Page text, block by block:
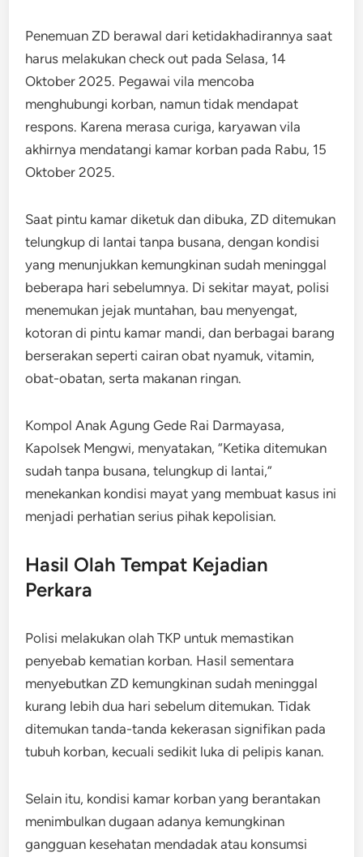
Penemuan ZD berawal dari ketidakhadirannya saat
harus melakukan check out pada Selasa, 14
Oktober 2025. Pegawai vila mencoba
menghubungi korban, namun tidak mendapat
respons. Karena merasa curiga, karyawan vila
akhirnya mendatangi kamar korban pada Rabu, 15
Oktober 2025.
Saat pintu kamar diketuk dan dibuka, ZD ditemukan
telungkup di lantai tanpa busana, dengan kondisi
yang menunjukkan kemungkinan sudah meninggal
beberapa hari sebelumnya. Di sekitar mayat, polisi
menemukan jejak muntahan, bau menyengat,
kotoran di pintu kamar mandi, dan berbagai barang
berserakan seperti cairan obat nyamuk, vitamin,
obat-obatan, serta makanan ringan.
Kompol Anak Agung Gede Rai Darmayasa,
Kapolsek Mengwi, menyatakan, “Ketika ditemukan
sudah tanpa busana, telungkup di lantai,”
menekankan kondisi mayat yang membuat kasus ini
menjadi perhatian serius pihak kepolisian.
Hasil Olah Tempat Kejadian
Perkara
Polisi melakukan olah TKP untuk memastikan
penyebab kematian korban. Hasil sementara
menyebutkan ZD kemungkinan sudah meninggal
kurang lebih dua hari sebelum ditemukan. Tidak
ditemukan tanda-tanda kekerasan signifikan pada
tubuh korban, kecuali sedikit luka di pelipis kanan.
Selain itu, kondisi kamar korban yang berantakan
menimbulkan dugaan adanya kemungkinan
gangguan kesehatan mendadak atau konsumsi